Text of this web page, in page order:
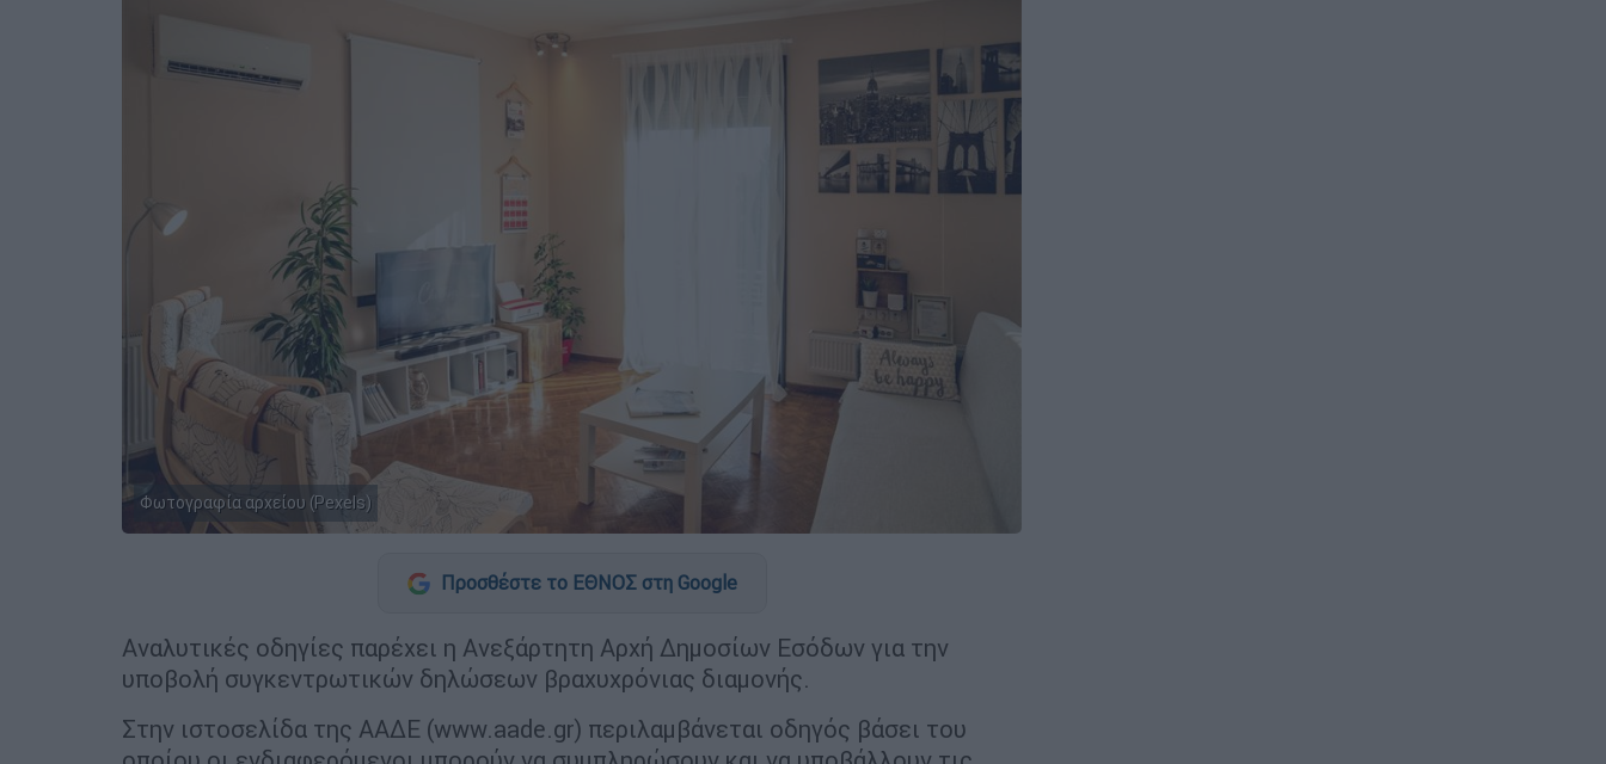
Φωτογραφία αρχείου (Pexels)
Προσθέστε το ΕΘΝΟΣ στη Google
Αναλυτικές οδηγίες παρέχει η Ανεξάρτητη Αρχή Δημοσίων Εσόδων για την
υποβολή συγκεντρωτικών δηλώσεων βραχυχρόνιας διαμονής.
Στην ιστοσελίδα της ΑΑΔΕ (www.aade.gr) περιλαμβάνεται οδηγός βάσει του